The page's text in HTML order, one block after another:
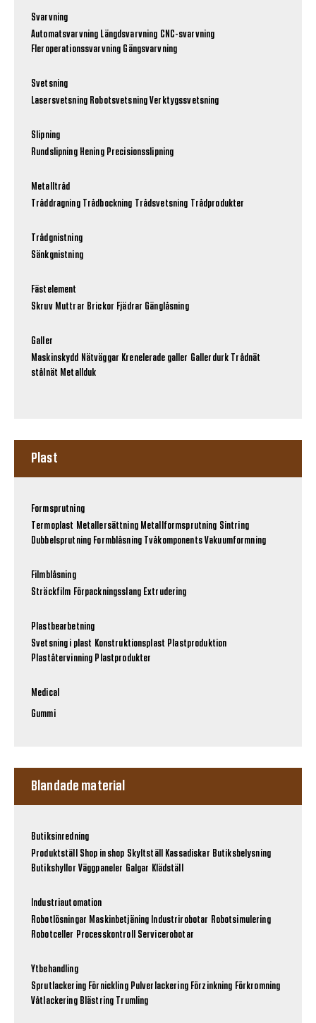
Svarvning
Automatsvarvning Längdsvarvning CNC-svarvning
Fleroperationssvarvning Gängsvarvning
Svetsning
Lasersvetsning Robotsvetsning Verktygssvetsning
Slipning
Rundslipning Hening Precisionsslipning
Metalltråd
Tråddragning
Trådbockning Trådsvetsning Trådprodukter
Trådgnistning
Sänkgnistning
Fästelement
Skruv Muttrar Brickor Fjädrar Gänglåsning
Galler
Maskinskydd Nätväggar Krenelerade galler Gallerdurk
Trådnät
stålnät Metallduk
Plast
Formsprutning
Termoplast Metallersättning Metallformsprutning Sintring
Dubbelsprutning Formblåsning Tvåkomponents Vakuumformning
Filmblåsning
Sträckfilm Förpackningsslang Extrudering
Plastbearbetning
Svetsning i plast Konstruktionsplast Plastproduktion
Plaståtervinning Plastprodukter
Medical
Gummi
Blandade material
Butiksinredning
Produktställ
Shop in shop Skyltställ Kassadiskar Butiksbelysning
Butikshyllor Väggpaneler Galgar Klädställ
Industriautomation
Robotlösningar Maskinbetjäning Industrirobotar Robotsimulering
Robotceller Processkontroll Servicerobotar
Ytbehandling
Sprutlackering Förnickling Pulverlackering Förzinkning Förkromning
Våtlackering Blästring Trumling